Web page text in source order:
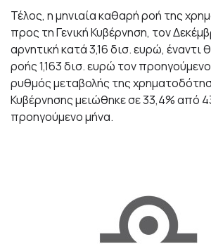
Τέλος, η μηνιαία καθαρή ροή της
προς τη Γενική Κυβέρνηση, τον
αρνητική κατά 3,16 δισ. ευρώ, έναντι
ροής 1,163 δισ. ευρώ τον
ρυθμός μεταβολής της
Κυβέρνησης μειώθηκε σε 33,4% από
προηγούμενο μήνα.